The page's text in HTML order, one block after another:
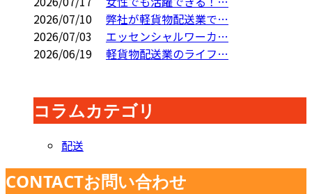
2026/07/10
弊社が軽貨物配送業で…
2026/07/03
エッセンシャルワーカ…
2026/06/19
軽貨物配送業のライフ…
コラムカテゴリ
配送
CONTACTお問い合わせ